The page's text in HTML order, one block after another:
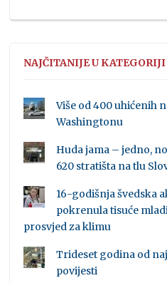
NAJČITANIJE U KATEGORIJI
Više od 400 uhićenih
Washingtonu
Huda jama – jedno,
620 stratišta na tlu
16-godišnja švedska
pokrenula tisuće
prosvjed za klimu
Trideset godina od
povijesti